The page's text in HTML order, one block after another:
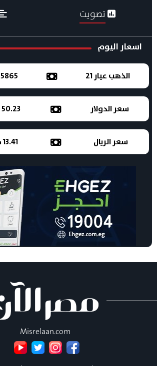
تصويت
اسعار اليوم
الذهب عيار 21 5865 جنيه مصري
سعر الدولار 50.23 جنيه مصري
سعر الريال 13.41 جنيه مصري
Misrelaan.com